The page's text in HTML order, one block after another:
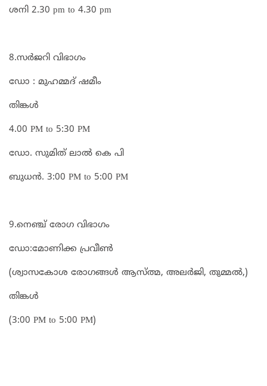
ശനി 2.30 pm to 4.30 pm
8.സർജറി വിഭാഗം
ഡോ : മുഹമ്മദ്‌ ഷമീം
തിങ്കൾ
4.00 PM to 5:30 PM
ഡോ. സുമിത് ലാൽ കെ പി
ബുധൻ. 3:00 PM to 5:00 PM
9.നെഞ്ച് രോഗ വിഭാഗം
ഡോ:മോണിക്ക പ്രവീൺ
(ശ്വാസകോശ രോഗങ്ങൾ ആസ്ത്മ, അലർജി, തുമ്മൽ,)
തിങ്കൾ
(3:00 PM to 5:00 PM)